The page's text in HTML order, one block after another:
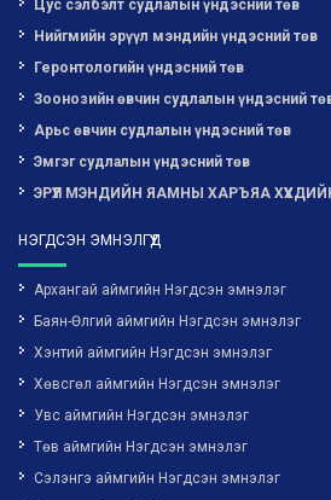
Цус сэлбэлт судлалын үндэсний төв
Нийгмийн эрүүл мэндийн үндэсний төв
Геронтологийн үндэсний төв
Зоонозийн өвчин судлалын үндэсний
Арьс өвчин судлалын үндэсний төв
Эмгэг судлалын үндэсний төв
ЭРҮҮЛ МЭНДИЙН ЯАМНЫ ХАРЪЯА
НЭГДСЭН ЭМНЭЛГҮҮД
Архангай аймгийн Нэгдсэн эмнэлэг
Баян-Өлгий аймгийн Нэгдсэн эмнэлэг
Хэнтий аймгийн Нэгдсэн эмнэлэг
Хөвсгөл аймгийн Нэгдсэн эмнэлэг
Увс аймгийн Нэгдсэн эмнэлэг
Төв аймгийн Нэгдсэн эмнэлэг
Сэлэнгэ аймгийн Нэгдсэн эмнэлэг